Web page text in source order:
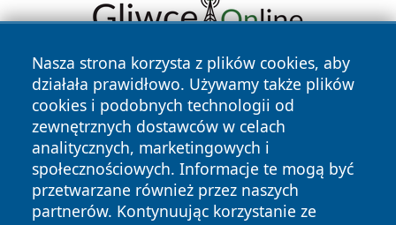
Nasza strona korzysta z plików cookies, aby
działała prawidłowo. Używamy także plików
cookies i podobnych technologii od
zewnętrznych dostawców w celach
analitycznych, marketingowych i
społecznościowych. Informacje te mogą być
przetwarzane również przez naszych
partnerów. Kontynuując korzystanie ze
Copyright © 2026 myslowicki24.pl Wszystkie prawa
zastrzeżone.